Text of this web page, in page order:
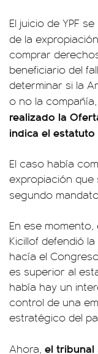
El juicio de YPF
de la
comprar
beneficiario del
determinar si la
o no la
realizado la
indica el estatuto
El caso había
expropiación que
segundo
En ese
Kicillof defendió
hacía el
es superior al
había hay un
control de una
estratégico del
Ahora, el tribunal